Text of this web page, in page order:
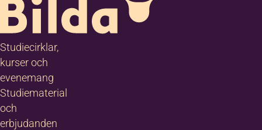
Studiecirklar,
kurser och
evenemang
Studiematerial
och
erbjudanden